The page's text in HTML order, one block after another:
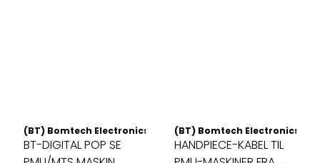
(BT) Bomtech Electronics CO. LTD
BT-DIGITAL POP SE
(BT) Bomtech Electronics CO.
HANDPIECE-KABEL TIL